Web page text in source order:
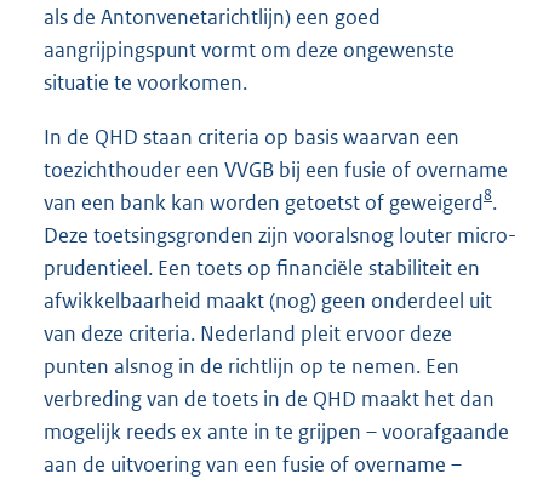
als de Antonvenetarichtlijn) een goed
aangrijpingspunt vormt om deze ongewenste
situatie te voorkomen.
In de QHD staan criteria op basis waarvan een
toezichthouder een VVGB bij een fusie of overname
van een bank kan worden getoetst of geweigerd8.
Deze toetsingsgronden zijn vooralsnog louter micro-
prudentieel. Een toets op financiële stabiliteit en
afwikkelbaarheid maakt (nog) geen onderdeel uit
van deze criteria. Nederland pleit ervoor deze
punten alsnog in de richtlijn op te nemen. Een
verbreding van de toets in de QHD maakt het dan
mogelijk reeds ex ante in te grijpen – voorafgaande
aan de uitvoering van een fusie of overname –